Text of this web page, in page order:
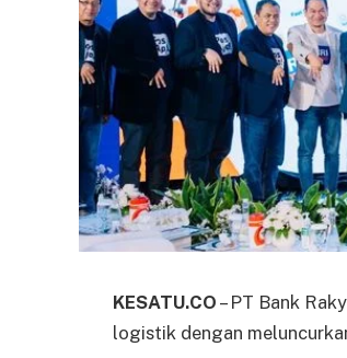
KESATU.CO – PT Bank
logistik dengan